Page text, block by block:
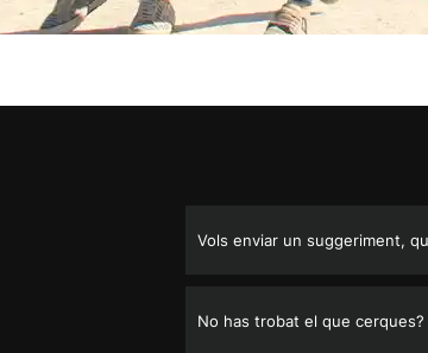
Vols enviar un suggeriment,
No has trobat el que cerques?